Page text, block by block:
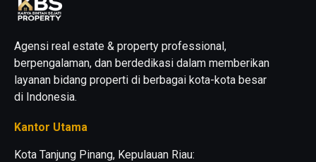
Agensi real estate & property professional,
berpengalaman, dan berdedikasi dalam memberikan
layanan bidang properti di berbagai kota-kota besar
di Indonesia.
Kantor Utama
Kota Tanjung Pinang, Kepulauan Riau: